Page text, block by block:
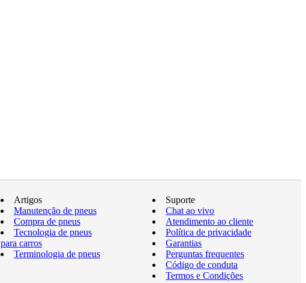
Artigos
Manutenção de pneus
Compra de pneus
Tecnologia de pneus
para carros
Terminologia de pneus
Suporte
Chat ao vivo
Atendimento ao cliente
Política de privacidade
Garantias
Perguntas frequentes
Código de conduta
Termos e Condições